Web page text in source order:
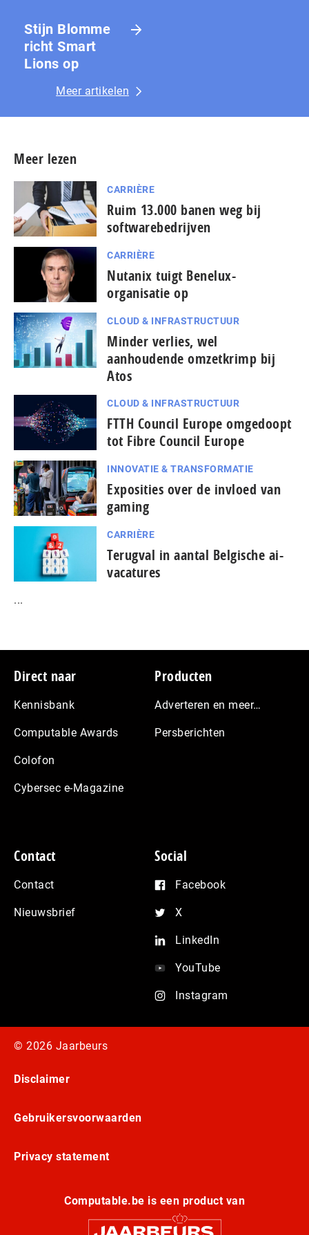
Stijn Blomme
richt Smart
Lions op
Meer artikelen
Meer lezen
CARRIÈRE
Ruim 13.000 banen weg bij
softwarebedrijven
CARRIÈRE
Nutanix tuigt Benelux-
organisatie op
CLOUD & INFRASTRUCTUUR
Minder verlies, wel
aanhoudende omzetkrimp bij
Atos
CLOUD & INFRASTRUCTUUR
FTTH Council Europe omgedoopt
tot Fibre Council Europe
INNOVATIE & TRANSFORMATIE
Exposities over de invloed van
gaming
CARRIÈRE
Terugval in aantal Belgische ai-
vacatures
...
Footer
Direct naar
Kennisbank
Computable Awards
Colofon
Cybersec e-Magazine
Producten
Adverteren en meer…
Persberichten
Contact
Contact
Nieuwsbrief
Social
Facebook
X
LinkedIn
YouTube
Instagram
© 2026 Jaarbeurs
Disclaimer
Gebruikersvoorwaarden
Privacy statement
Computable.be is een product van